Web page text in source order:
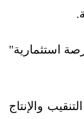
استثمارية"
والإنتاج